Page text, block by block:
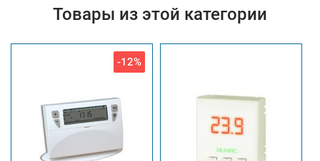
Товары из этой категории
-12%